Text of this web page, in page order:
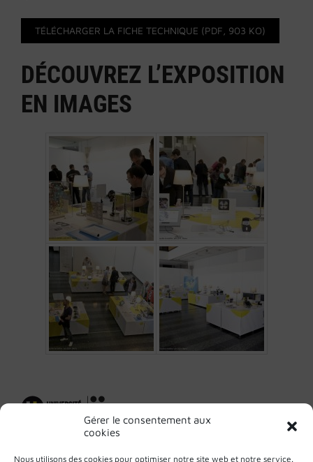
Gérer le consentement aux
cookies
Nous utilisons des cookies pour optimiser notre site web et notre service.
TÉLÉCHARGER LA FICHE TECHNIQUE (PDF, 903 KO)
DÉCOUVREZ L’EXPOSITION
EN IMAGES
Recueil des actes
Marchés publics